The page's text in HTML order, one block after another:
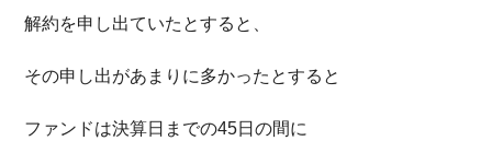
解約を申し出ていたとすると、
その申し出があまりに多かったとすると
ファンドは決算日までの45日の間に